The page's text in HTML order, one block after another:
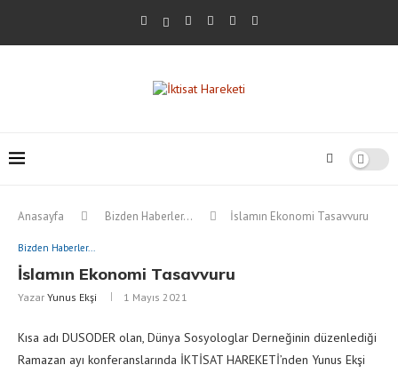
Anasayfa Bizden Haberler... İslamın Ekonomi Tasavvuru
Bizden Haberler...
İslamın Ekonomi Tasavvuru
Yazar Yunus Ekşi 1 Mayıs 2021
Kısa adı DUSODER olan, Dünya Sosyologlar Derneğinin düzenlediği
Ramazan ayı konferanslarında İKTİSAT HAREKETİ’nden Yunus Ekşi